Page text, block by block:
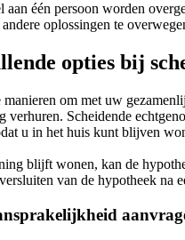
één persoon worden
oplossingen te
opties bij
om met uw
Scheidende
u in het huis kunt blijven
blijft wonen, kan de
van de hypotheek na